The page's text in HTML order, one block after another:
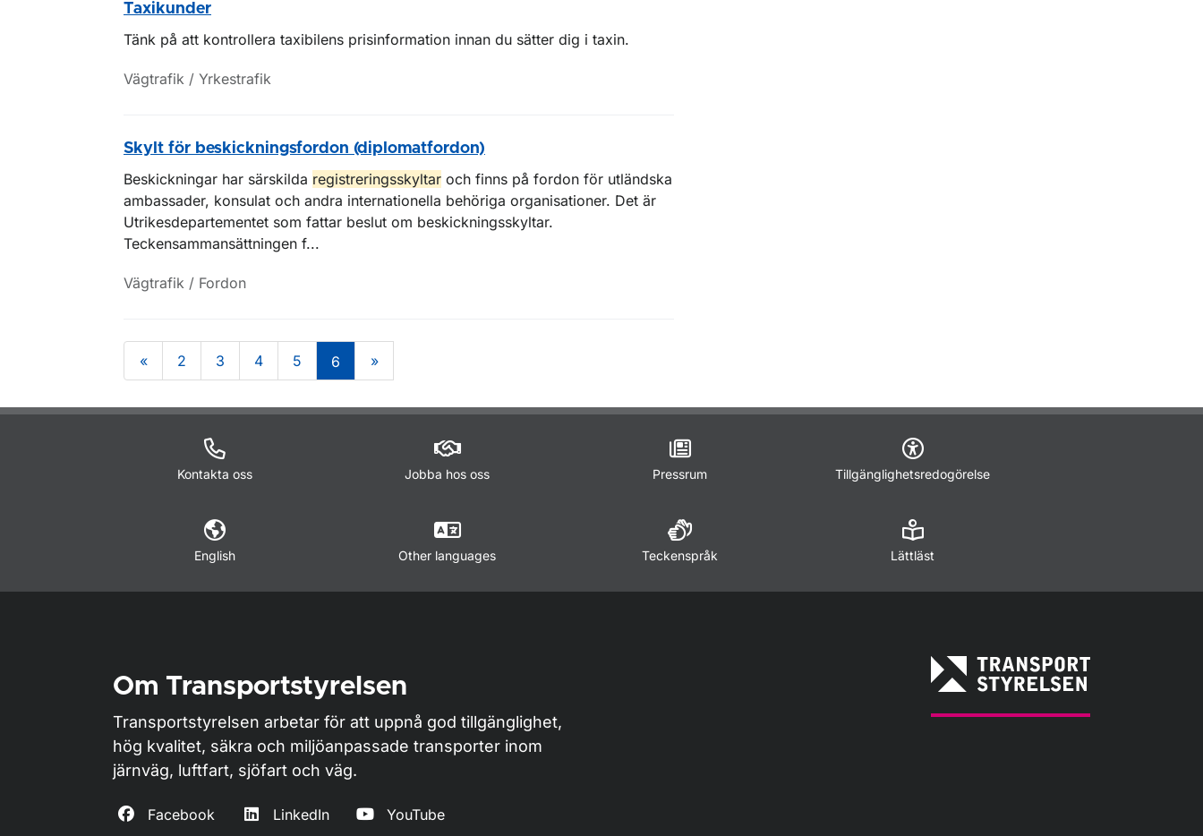
Taxikunder
Tänk på att kontrollera taxibilens prisinformation innan du sätter dig i taxin.
Vägtrafik / Yrkestrafik
Skylt för beskickningsfordon (diplomatfordon)
Beskickningar har särskilda registreringsskyltar och finns på fordon för utländska
ambassader, konsulat och andra internationella behöriga organisationer. Det är
Utrikesdepartementet som fattar beslut om beskickningsskyltar.
Teckensammansättningen f...
Vägtrafik / Fordon
« 2 3 4 5 6 »
Om sidan
Kontakta oss Jobba hos oss Pressrum Tillgänglighetsredogörelse
English Other languages Teckenspråk Lättläst
Om Transportstyrelsen
Transportstyrelsen arbetar för att uppnå god tillgänglighet,
hög kvalitet, säkra och miljöanpassade transporter inom
järnväg, luftfart, sjöfart och väg.
Facebook LinkedIn YouTube